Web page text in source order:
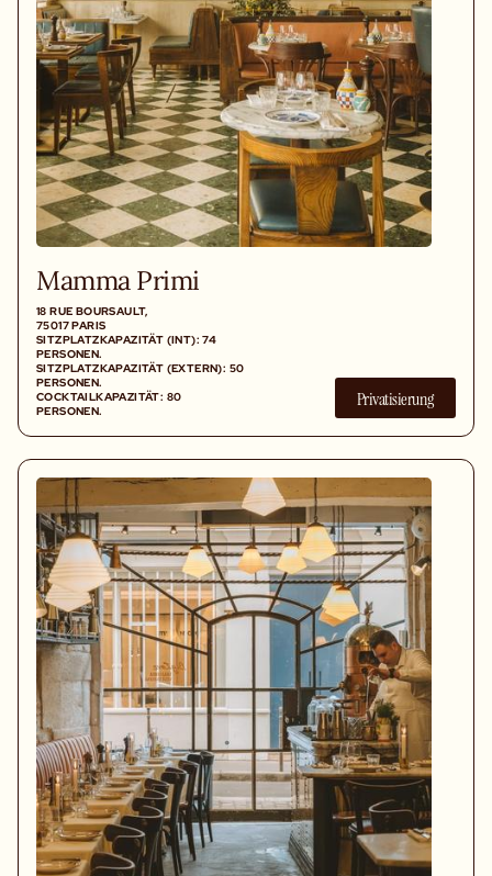
Mamma Primi
18 RUE BOURSAULT,
75017 PARIS
SITZPLATZKAPAZITÄT (INT): 74
PERSONEN.
SITZPLATZKAPAZITÄT (EXTERN): 50
PERSONEN.
COCKTAILKAPAZITÄT: 80
PERSONEN.
Privatisierung